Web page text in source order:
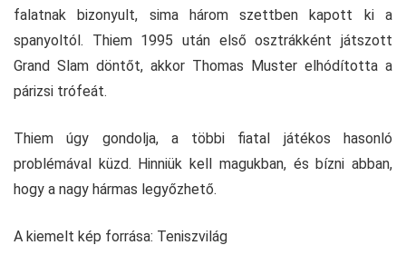
falatnak bizonyult, sima három szettben kapott ki a
spanyoltól. Thiem 1995 után első osztrákként játszott
Grand Slam döntőt, akkor Thomas Muster elhódította a
párizsi trófeát.
Thiem úgy gondolja, a többi fiatal játékos hasonló
problémával küzd. Hinniük kell magukban, és bízni abban,
hogy a nagy hármas legyőzhető.
A kiemelt kép forrása: Teniszvilág